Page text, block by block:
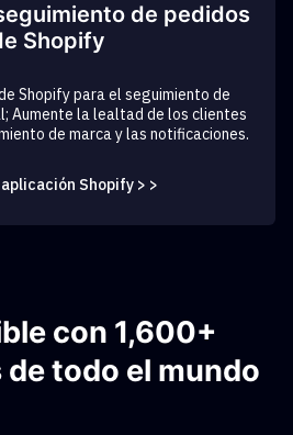
de pedidos
Shopify
Shopify para el seguimiento de
Aumente la lealtad de los clientes
de marca y las notificaciones.
Shopify > >
con 1,600+
todo el mundo